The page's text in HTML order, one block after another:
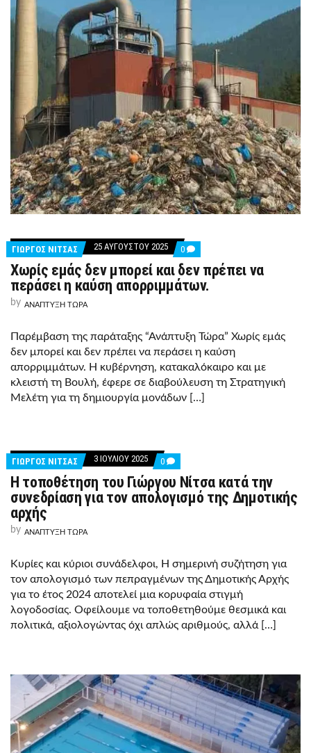
ΓΙΩΡΓΟΣ ΝΙΤΣΑΣ 25 ΑΥΓΟΎΣΤΟΥ 2025 0 COMMENTS
ON
ΧΩΡΊΣ
ΕΜΆΣ
ΔΕΝ
ΠΡΈΠΕΙ
ΝΑ
ΠΕΡΆΣΕΙ
Η
ΚΑΎΣΗ
ΑΠΟΡΡΙΜΜΆΤΩΝ.
Χωρίς εμάς δεν μπορεί και δεν πρέπει να
περάσει η καύση απορριμμάτων.
by ΑΝΑΠΤΥΞΗ ΤΩΡΑ
Παρέμβαση της παράταξης “Ανάπτυξη Τώρα” Χωρίς εμάς
δεν μπορεί και δεν πρέπει να περάσει η καύση
απορριμμάτων. Η κυβέρνηση, κατακαλόκαιρο και με
κλειστή τη Βουλή, έφερε σε διαβούλευση τη Στρατηγική
Μελέτη για τη δημιουργία μονάδων […]
ΓΙΩΡΓΟΣ ΝΙΤΣΑΣ 3 ΙΟΥΛΊΟΥ 2025 0 COMMENTS
ON
Η
ΤΟΠΟΘΈΤΗΣΗ
ΤΟΥ
ΓΙΑ
ΤΟΝ
ΑΠΟΛΟΓΙΣΜΌ
ΤΗΣ
ΔΗΜΟΤΙΚΉΣ
Η τοποθέτηση του Γιώργου Νίτσα κατά την
συνεδρίαση για τον απολογισμό της Δημοτικής
αρχής
by ΑΝΑΠΤΥΞΗ ΤΩΡΑ
Κυρίες και κύριοι συνάδελφοι, Η σημερινή συζήτηση για
τον απολογισμό των πεπραγμένων της Δημοτικής Αρχής
για το έτος 2024 αποτελεί μια κορυφαία στιγμή
λογοδοσίας. Οφείλουμε να τοποθετηθούμε θεσμικά και
πολιτικά, αξιολογώντας όχι απλώς αριθμούς, αλλά […]